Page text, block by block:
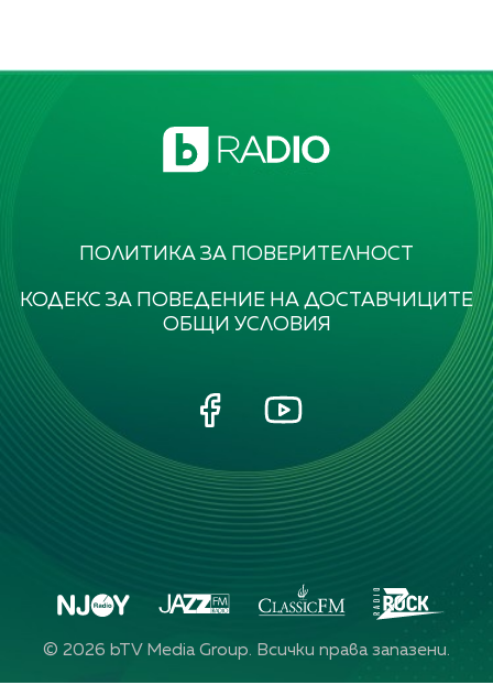
ПОЛИТИКА ЗА ПОВЕРИТЕЛНОСТ
КОДЕКС ЗА ПОВЕДЕНИЕ НА ДОСТАВЧИЦИТЕ
ОБЩИ УСЛОВИЯ
© 2026 bTV Media Group. Всички права запазени.